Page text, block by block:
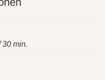
30 min.